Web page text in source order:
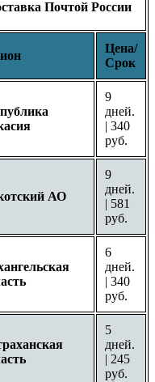
Почтой России
Цена/
Срок
9
дней.
| 340
руб.
АО
9
дней.
| 581
руб.
6
дней.
| 340
руб.
5
дней.
| 245
руб.